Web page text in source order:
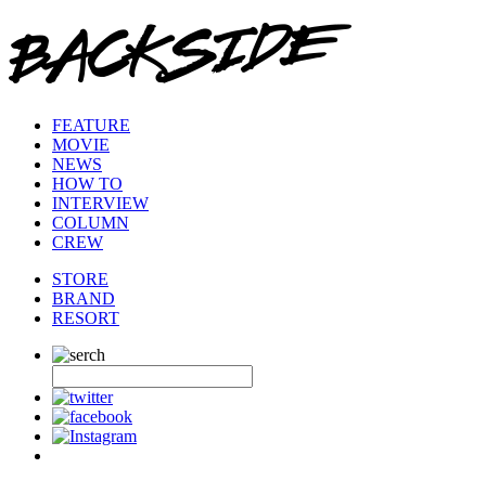
FEATURE
MOVIE
NEWS
HOW TO
INTERVIEW
COLUMN
CREW
STORE
BRAND
RESORT